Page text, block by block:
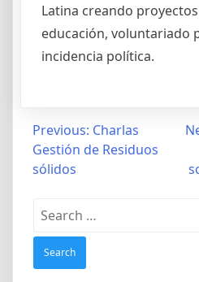
Latina creando
educación, voluntariado
incidencia política.
Post
navigation
Previous: Charlas
Gestión de Residuos
sólidos
Search
for: